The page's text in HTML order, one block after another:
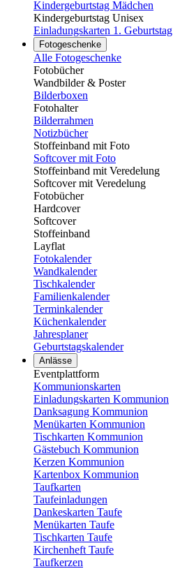
Kindergeburtstag Mädchen
Kindergeburtstag Unisex
Einladungskarten 1. Geburtstag
Fotogeschenke
Alle Fotogeschenke
Fotobücher
Wandbilder & Poster
Bilderboxen
Fotohalter
Bilderrahmen
Notizbücher
Stoffeinband mit Foto
Softcover mit Foto
Stoffeinband mit Veredelung
Softcover mit Veredelung
Fotobücher
Hardcover
Softcover
Stoffeinband
Layflat
Fotokalender
Wandkalender
Tischkalender
Familienkalender
Terminkalender
Küchenkalender
Jahresplaner
Geburtstagskalender
Anlässe
Eventplattform
Kommunionskarten
Einladungskarten Kommunion
Danksagung Kommunion
Menükarten Kommunion
Tischkarten Kommunion
Gästebuch Kommunion
Kerzen Kommunion
Kartenbox Kommunion
Taufkarten
Taufeinladungen
Dankeskarten Taufe
Menükarten Taufe
Tischkarten Taufe
Kirchenheft Taufe
Taufkerzen